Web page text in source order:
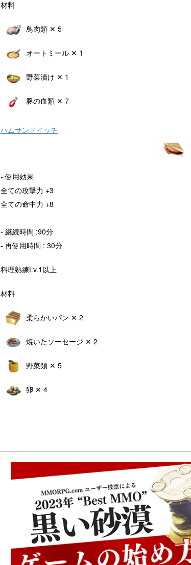
材料
鳥肉類 ✕ 5
オートミール ✕ 1
野菜漬け ✕ 1
豚の血類 ✕ 7
ハムサンドイッチ
- 使用効果
全ての攻撃力 +3
全ての命中力 +8
- 継続時間 :90分
- 再使用時間 : 30分
料理熟練Lv.1以上
材料
柔らかいパン ✕ 2
焼いたソーセージ ✕ 2
野菜類 ✕ 5
卵 ✕ 4